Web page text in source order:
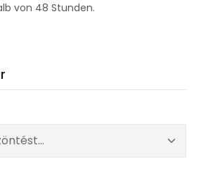
von 48 Stunden.